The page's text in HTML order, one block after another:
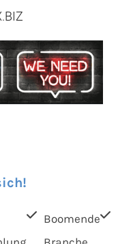
Boomende